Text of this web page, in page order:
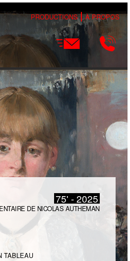
PRODUCTIONS À PROPOS
75' - 2025
DE NICOLAS AUTHEMAN
TABLEAU